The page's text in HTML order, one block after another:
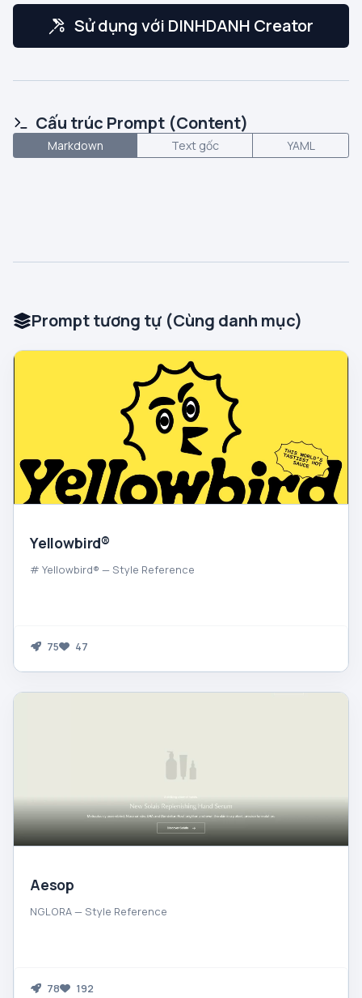
Sử dụng với DINHDANH Creator
Cấu trúc Prompt (Content)
Markdown Text gốc YAML
Prompt tương tự (Cùng danh mục)
Yellowbird®
# Yellowbird® — Style Reference
75 47
Aesop
NGLORA — Style Reference
78 192